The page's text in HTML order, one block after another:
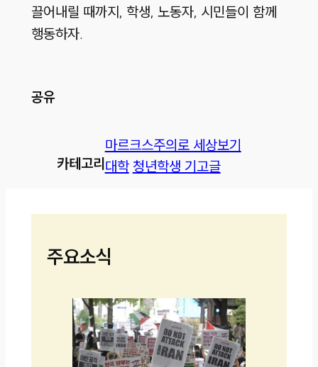
끌어내릴 때까지, 학생, 노동자, 시민들이 함께
행동하자.
공유
카테고리
마르크스주의로 세상보기
대학 청년학생 기고글
주요소식